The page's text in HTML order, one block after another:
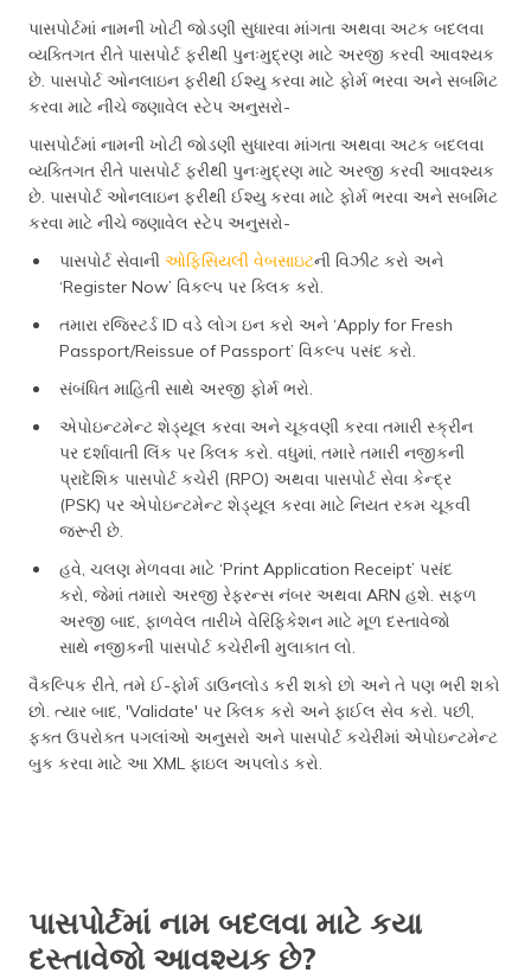
પાસપોર્ટમાં નામની ખોટી જોડણી સુધારવા માંગતા અથવા અટક બદલવા
વ્યક્તિગત રીતે પાસપોર્ટ ફરીથી પુનઃમુદ્રણ માટે અરજી કરવી આવશ્યક
છે. પાસપોર્ટ ઓનલાઇન ફરીથી ઈશ્યુ કરવા માટે ફોર્મ ભરવા અને સબમિટ
કરવા માટે નીચે જણાવેલ સ્ટેપ અનુસરો-
પાસપોર્ટમાં નામની ખોટી જોડણી સુધારવા માંગતા અથવા અટક બદલવા
વ્યક્તિગત રીતે પાસપોર્ટ ફરીથી પુનઃમુદ્રણ માટે અરજી કરવી આવશ્યક
છે. પાસપોર્ટ ઓનલાઇન ફરીથી ઈશ્યુ કરવા માટે ફોર્મ ભરવા અને સબમિટ
કરવા માટે નીચે જણાવેલ સ્ટેપ અનુસરો-
પાસપોર્ટ સેવાની ઓફિસિયલી વેબસાઇટની વિઝીટ કરો અને
‘Register Now’ વિકલ્પ પર ક્લિક કરો.
તમારા રજિસ્ટર્ડ ID વડે લોગ ઇન કરો અને ‘Apply for Fresh
Passport/Reissue of Passport’ વિકલ્પ પસંદ કરો.
સંબંધિત માહિતી સાથે અરજી ફોર્મ ભરો.
એપોઇન્ટમેન્ટ શેડ્યૂલ કરવા અને ચૂકવણી કરવા તમારી સ્ક્રીન
પર દર્શાવાતી લિંક પર ક્લિક કરો. વધુમાં, તમારે તમારી નજીકની
પ્રાદેશિક પાસપોર્ટ કચેરી (RPO) અથવા પાસપોર્ટ સેવા કેન્દ્ર
(PSK) પર એપોઇન્ટમેન્ટ શેડ્યૂલ કરવા માટે નિયત રકમ ચૂકવી
જરૂરી છે.
હવે, ચલણ મેળવવા માટે ‘Print Application Receipt’ પસંદ
કરો, જેમાં તમારો અરજી રેફરન્સ નંબર અથવા ARN હશે. સફળ
અરજી બાદ, ફાળવેલ તારીખે વેરિફિકેશન માટે મૂળ દસ્તાવેજો
સાથે નજીકની પાસપોર્ટ કચેરીની મુલાકાત લો.
વૈકલ્પિક રીતે, તમે ઈ-ફોર્મ ડાઉનલોડ કરી શકો છો અને તે પણ ભરી શકો
છો. ત્યાર બાદ, 'Validate' પર ક્લિક કરો અને ફાઈલ સેવ કરો. પછી,
ફક્ત ઉપરોક્ત પગલાંઓ અનુસરો અને પાસપોર્ટ કચેરીમાં એપોઇન્ટમેન્ટ
બુક કરવા માટે આ XML ફાઇલ અપલોડ કરો.
પાસપોર્ટમાં નામ બદલવા માટે કયા
દસ્તાવેજો આવશ્યક છે?